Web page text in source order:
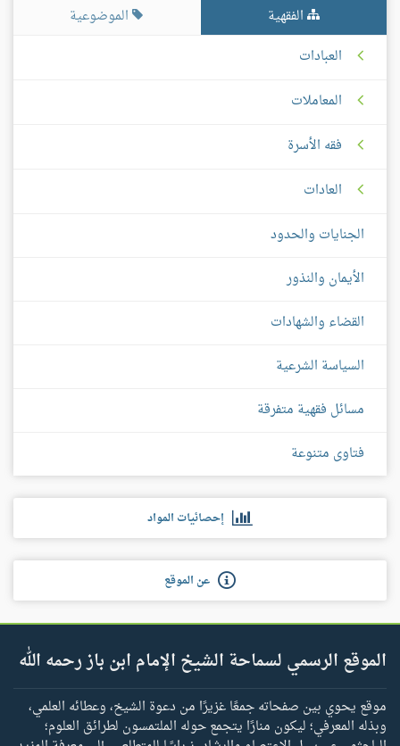
الفقهية
الموضوعية
العبادات
المعاملات
فقه الأسرة
العادات
الجنايات والحدود
الأيمان والنذور
القضاء والشهادات
السياسة الشرعية
مسائل فقهية متفرقة
فتاوى متنوعة
إحصائيات المواد
عن الموقع
الموقع الرسمي لسماحة الشيخ الإمام ابن باز رحمه الله
موقع يحوي بين صفحاته جمعًا غزيرًا من دعوة الشيخ، وعطائه العلمي،
وبذله المعرفي؛ ليكون منارًا يتجمع حوله الملتمسون لطرائق العلوم؛